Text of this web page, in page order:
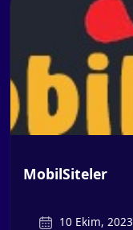
MobilSiteler
10 Ekim, 2023